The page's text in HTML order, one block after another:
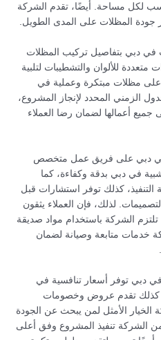
لكل مساحة. أيضًا، تقدم الشركة
المظلات على المدى الطويل.
في دبي بتفاصيل تركيب المظلات
للألوان والتشطيبات لتلبية
على مظلات مبتكرة وعملية في
الزمني المحدد لإنجاز المشروع،
جميع أعمالها لضمان رضا العملاء
في دبي على فريق عمل متخصص
في دبي بدقة وكفاءة، كما
كذلك توفر استشارات قبل
لذلك، فإن العملاء يثقون
تلتزم الشركة باستخدام مواد صديقة
خدمات متابعة وصيانة لضمان
دبي توفر أسعار تنافسية في
كذلك تقدم عروض وخصومات
الخيار الأمثل لمن يبحث عن الجودة
الشركة تنفيذ المشروع وفق أعلى